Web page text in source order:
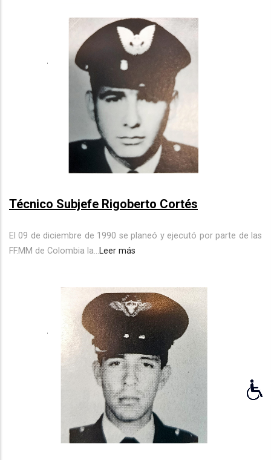
Técnico Subjefe Rigoberto Cortés
El 09 de diciembre de 1990 se planeó y ejecutó por parte de las
FF.MM de Colombia la...Leer más